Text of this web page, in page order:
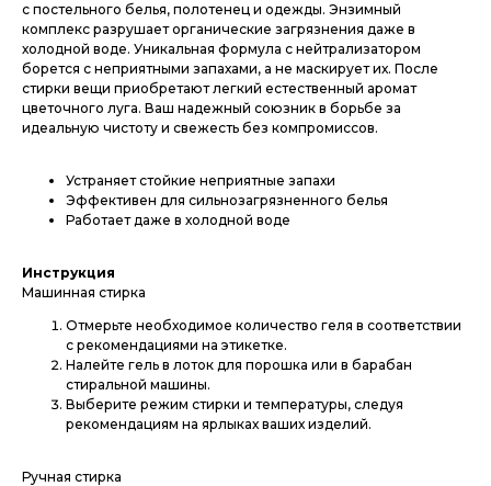
с постельного белья, полотенец и одежды. Энзимный
комплекс разрушает органические загрязнения даже в
холодной воде. Уникальная формула с нейтрализатором
борется с неприятными запахами, а не маскирует их. После
стирки вещи приобретают легкий естественный аромат
цветочного луга. Ваш надежный союзник в борьбе за
идеальную чистоту и свежесть без компромиссов.
Устраняет стойкие неприятные запахи
Эффективен для сильнозагрязненного белья
Работает даже в холодной воде
Инструкция
Машинная стирка
Отмерьте необходимое количество геля в соответствии
с рекомендациями на этикетке.
Налейте гель в лоток для порошка или в барабан
стиральной машины.
Выберите режим стирки и температуры, следуя
рекомендациям на ярлыках ваших изделий.
Ручная стирка